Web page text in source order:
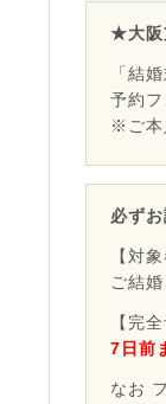
★大阪
「結
予約
※ご本
必ず
【対象
ご結
【完
7日前
なお